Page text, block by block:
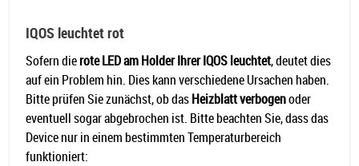
IQOS leuchtet rot
Sofern dierote LED am Holder Ihrer IQOS leuchtet, deutet dies
auf ein Problem hin. Dies kann verschiedene Ursachen haben.
Bitte prüfen Sie zunächst, ob dasHeizblatt verbogenoder
eventuell sogar abgebrochen ist. Bitte beachten Sie, dass das
Device nur in einem bestimmten Temperaturbereich
funktioniert: